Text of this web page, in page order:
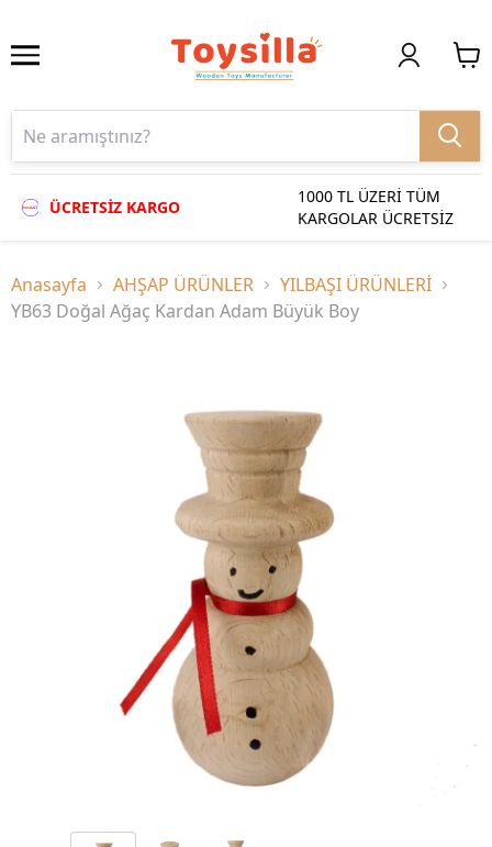
ÜCRETSİZ KARGO
1000 TL ÜZERİ TÜM
KARGOLAR ÜCRETSİZ
Anasayfa AHŞAP ÜRÜNLER
YILBAŞI ÜRÜNLERİ
YB63 Doğal Ağaç Kardan Adam Büyük Boy